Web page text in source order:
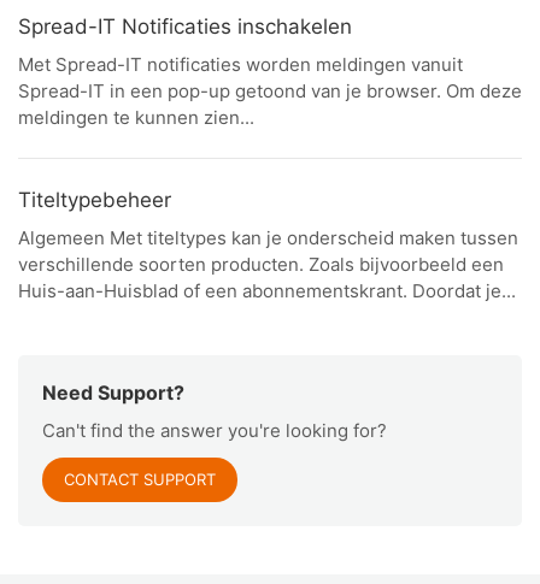
Spread-IT Notificaties inschakelen
Met Spread-IT notificaties worden meldingen vanuit
Spread-IT in een pop-up getoond van je browser. Om deze
meldingen te kunnen zien...
Titeltypebeheer
Algemeen Met titeltypes kan je onderscheid maken tussen
verschillende soorten producten. Zoals bijvoorbeeld een
Huis-aan-Huisblad of een abonnementskrant. Doordat je...
Need Support?
Can't find the answer you're looking for?
CONTACT SUPPORT